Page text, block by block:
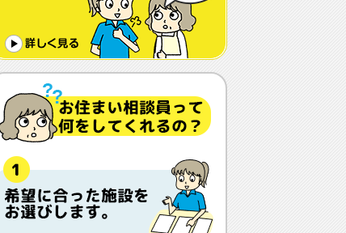
認知症でも入れますか？
入居金が無料～何千万円と大きな差が
あるけど、どこが違うの？
入居するとどんな人がサービスをして
くれるの？
本当に相談無料？
他の紹介会社と「ウチシルベ」はどう